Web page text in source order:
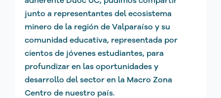
junto a representantes del ecosistema
minero de la región de Valparaíso y su
comunidad educativa, representada por
cientos de jóvenes estudiantes, para
profundizar en las oportunidades y
desarrollo del sector en la Macro Zona
Centro de nuestro país.